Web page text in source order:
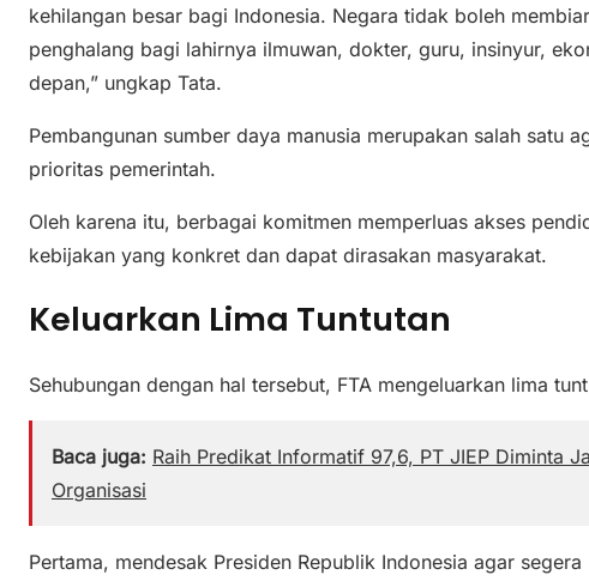
kehilangan besar bagi Indonesia. Negara tidak boleh
penghalang bagi lahirnya ilmuwan, dokter, guru, insinyur,
depan,” ungkap Tata.
Pembangunan sumber daya manusia merupakan salah satu
prioritas pemerintah.
Oleh karena itu, berbagai komitmen memperluas akses
kebijakan yang konkret dan dapat dirasakan masyarakat.
Keluarkan Lima Tuntutan
Sehubungan dengan hal tersebut, FTA mengeluarkan lima
Baca juga: Raih Predikat Informatif 97,6, PT JIEP Diminta
Organisasi
Pertama, mendesak Presiden Republik Indonesia agar